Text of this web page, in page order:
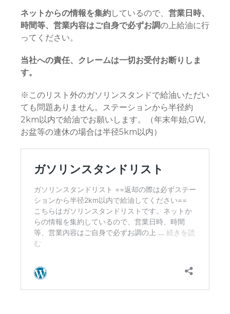
ネットからの情報を集約しているので、 営業日時、
時間等、営業内容はご自身で必ずお調の上給油に行
ってください。
当社への責任、クレームは一切お受付お断りしま
す。
※このリスト外のガソリンスタンドで給油いただい
ても問題ありません。ステーションから半径約
2km以内で給油でお願いします。（年末年始,GW,
お盆等の連休の場合は半径5km以内）